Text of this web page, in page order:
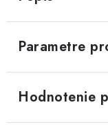
Parametre
Hodnotenie